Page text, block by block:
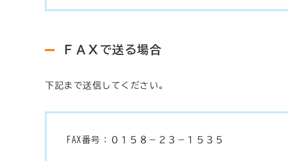
ＦＡＸで送る場合
下記まで送信してください。
FAX番号：０１５８－２３－１５３５